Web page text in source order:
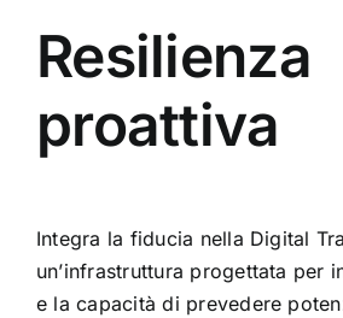
Resilienza
proattiva
Integra la fiducia nella Digital
un’infrastruttura progettata per
e la capacità di prevedere